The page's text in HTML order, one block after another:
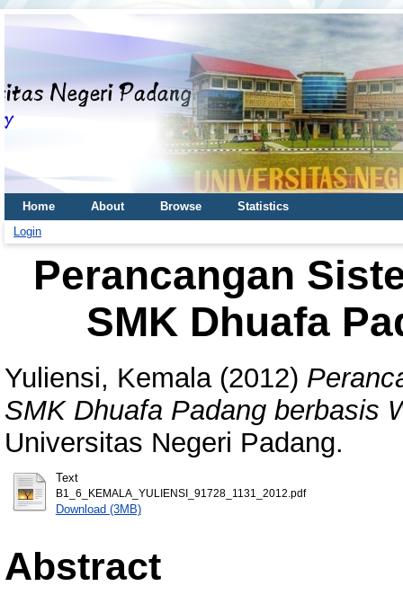
Home About Browse
Statistics
Login
Perancangan
SMK Dhuafa
Yuliensi, Kemala(2012)
SMK Dhuafa Padang berbasis
Universitas Negeri Padang.
Text
B1_6_KEMALA_YULIENSI_91728_1131_2012.pdf
Download (3MB)
Abstract